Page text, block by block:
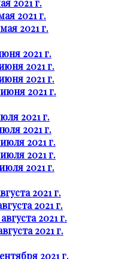
2021 г.
2021 г.
2021 г.
2021 г.
2021 г.
2021 г.
2021 г.
2021 г.
2021 г.
2021 г.
2021 г.
2021 г.
2021 г.
2021 г.
2021 г.
2021 г.
2021 г.